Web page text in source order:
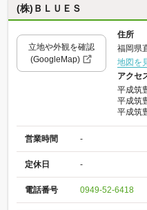
(株)ＢＬＵＥＳ
立地や外観を確認
(GoogleMap)
住所
福岡県
地図を
アクセ
平成筑
平成筑
平成筑
営業時間 -
定休日 -
電話番号 0949-52-6418